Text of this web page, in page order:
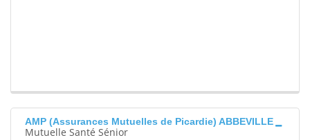
AMP (Assurances Mutuelles de Picardie) ABBEVILLE
Mutuelle Santé Sénior